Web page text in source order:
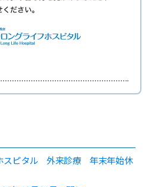
スピタル 外来診療 年末年始休